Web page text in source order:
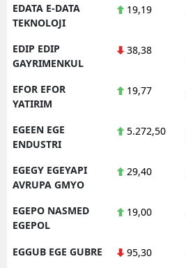
EDATA E-DATA
TEKNOLOJI
19,19
EDIP EDIP
GAYRIMENKUL
38,38
EFOR EFOR
YATIRIM
19,77
EGEEN EGE
ENDUSTRI
5.272,50
EGEGY EGEYAPI
AVRUPA GMYO
29,40
EGEPO NASMED
EGEPOL
19,00
EGGUB EGE GUBRE 95,30